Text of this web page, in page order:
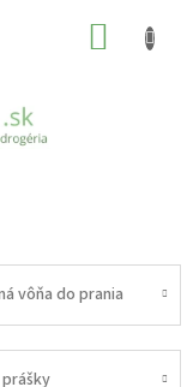
vôňa do prania